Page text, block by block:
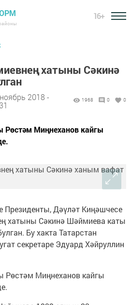
16+
хатыны Сәкинә
2018 -
1968 0 0
Рөстәм Миңнеханов кайгы
Президенты, Дәүләт Киңәшчесе
хатыны Сәкинә Шәймиева каты
Бу хакта Татарстан
секретаре Эдуард Хәйруллин
Рөстәм Миңнеханов кайгы